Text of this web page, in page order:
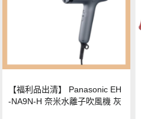
【福利品出清】 Panasonic EH
-NA9N-H 奈米水離子吹風機 灰